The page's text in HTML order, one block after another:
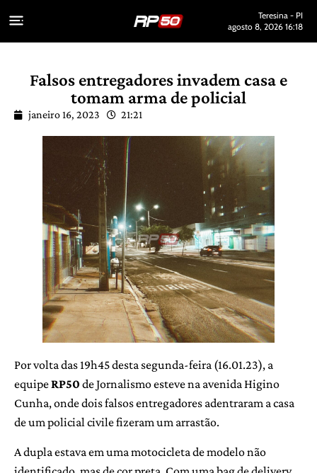
Teresina - PI
agosto 8, 2026 16:18
Falsos entregadores invadem casa e
tomam arma de policial
janeiro 16, 2023 21:21
Por volta das 19h45 desta segunda-feira (16.01.23), a
equipeRP50 de Jornalismo esteve na avenida Higino
Cunha, onde dois falsos entregadores adentraram a casa
de um policial civile fizeram um arrastão.
A dupla estava em uma motocicleta de modelo não